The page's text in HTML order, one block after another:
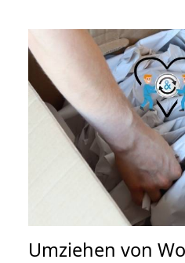
Umziehen von